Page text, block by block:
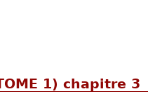
1) chapitre 3